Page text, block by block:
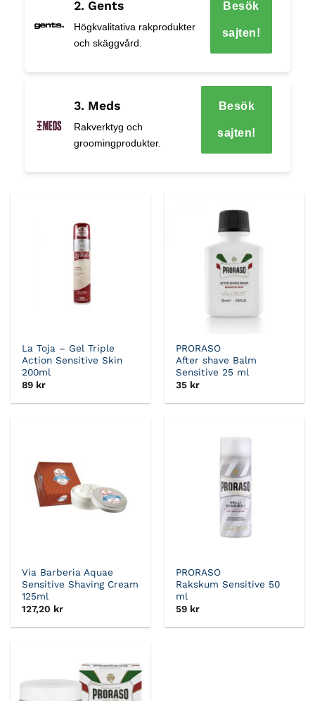
2. Gents
Högkvalitativa rakprodukter
och skäggvård.
Besök
sajten!
3. Meds
Rakverktyg och
groomingprodukter.
Besök
sajten!
La Toja – Gel Triple
Action Sensitive Skin
200ml
89 kr
PRORASO
After shave Balm
Sensitive 25 ml
35 kr
Via Barberia Aquae
Sensitive Shaving Cream
125ml
127,20 kr
PRORASO
Rakskum Sensitive 50
ml
59 kr